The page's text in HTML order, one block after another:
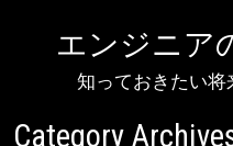
エンジニア
知っておきたい
Category